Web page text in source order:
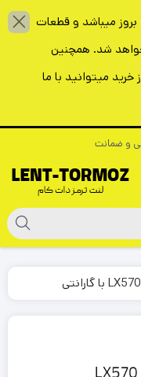
میباشد و قطعات
خواهد شد. همچنین
میتوانید با ما
و ضمانت